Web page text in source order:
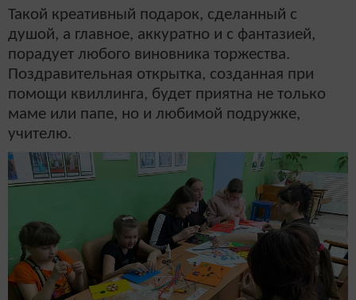
Такой креативный подарок, сделанный с
душой, а главное, аккуратно и с фантазией,
порадует любого виновника торжества.
Поздравительная открытка, созданная при
помощи квиллинга, будет приятна не только
маме или папе, но и любимой подружке,
учителю.